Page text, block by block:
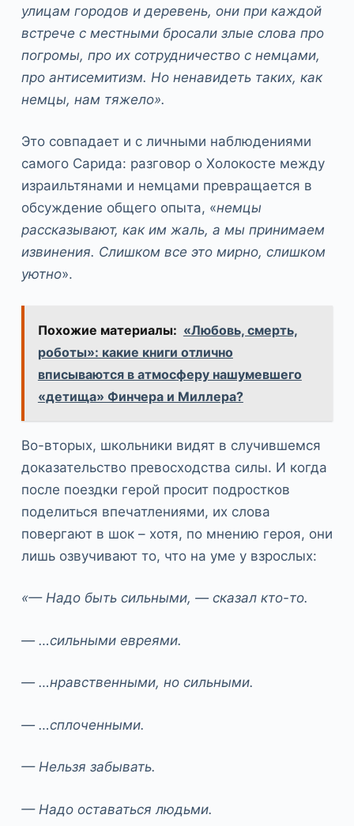
улицам городов и деревень, они при каждой
встрече с местными бросали злые слова про
погромы, про их сотрудничество с немцами,
про антисемитизм. Но ненавидеть таких, как
немцы, нам тяжело».
Это совпадает и с личными наблюдениями
самого Сарида: разговор о Холокосте между
израильтянами и немцами превращается в
обсуждение общего опыта, «немцы
рассказывают, как им жаль, а мы принимаем
извинения. Слишком все это мирно, слишком
уютно».
Похожие материалы: «Любовь, смерть,
роботы»: какие книги отлично
вписываются в атмосферу нашумевшего
«детища» Финчера и Миллера?
Во-вторых, школьники видят в случившемся
доказательство превосходства силы. И когда
после поездки герой просит подростков
поделиться впечатлениями, их слова
повергают в шок – хотя, по мнению героя, они
лишь озвучивают то, что на уме у взрослых:
«— Надо быть сильными, — сказал кто-то.
— …сильными евреями.
— …нравственными, но сильными.
— …сплоченными.
— Нельзя забывать.
— Надо оставаться людьми.